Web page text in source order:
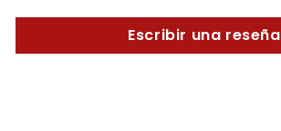
Escribir una reseña